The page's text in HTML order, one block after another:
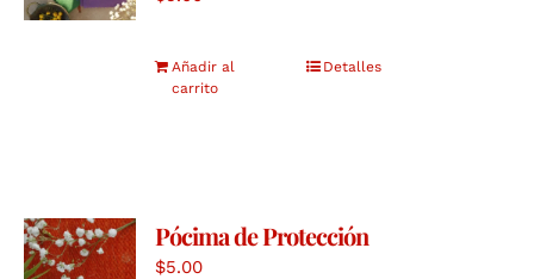
Añadir al
carrito
Detalles
Pócima de Protección
$5.00